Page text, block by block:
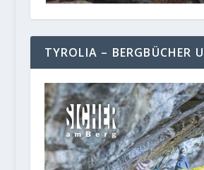
TYROLIA – BERGBÜCHER